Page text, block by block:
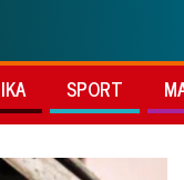
SPORT